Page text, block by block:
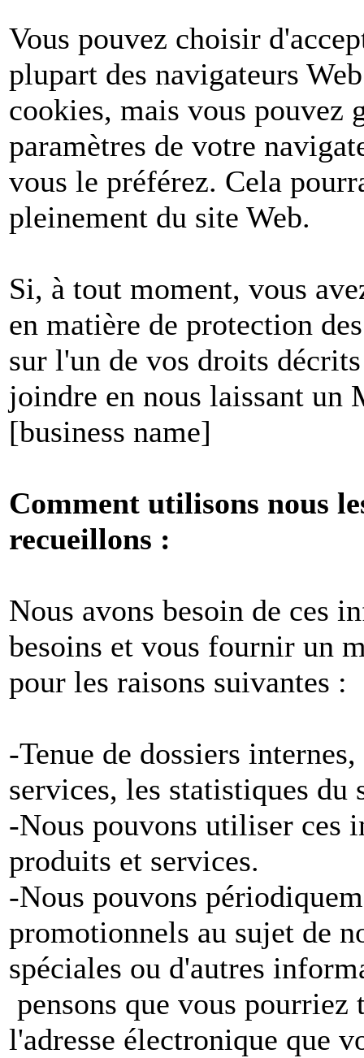
Vous pouvez choisir
plupart des navigateurs
cookies, mais vous pouvez
paramètres de votre
vous le préférez. Cela
pleinement du site Web.
Si, à tout moment, vous
en matière de protection
sur l'un de vos droits
joindre en nous laissant un
[business name]
Comment utilisons nous
recueillons :
Nous avons besoin de ces
besoins et vous fournir un
pour les raisons suivantes :
-Tenue de dossiers
services, les statistiques du
-Nous pouvons utiliser ces
produits et services.
-Nous pouvons
promotionnels au sujet de
spéciales ou d'autres
pensons que vous
l'adresse électronique que